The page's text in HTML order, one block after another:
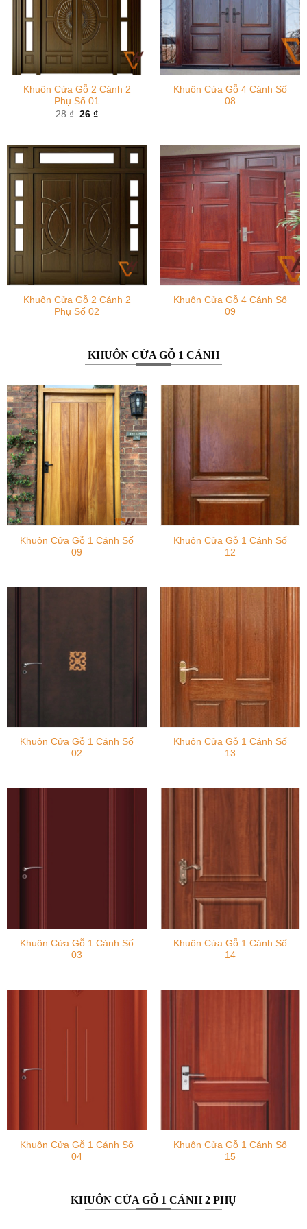
Khuôn Cửa Gỗ 2 Cánh 2
Phụ Số 01
28₫ Giá
26₫Giá
26 ₫.
Khuôn Cửa Gỗ 4 Cánh Số
08
Khuôn Cửa Gỗ 2 Cánh 2
Phụ Số 02
Khuôn Cửa Gỗ 4 Cánh Số
09
KHUÔN CỬA GỖ 1 CÁNH
Khuôn Cửa Gỗ 1 Cánh Số
09
Khuôn Cửa Gỗ 1 Cánh Số
12
Khuôn Cửa Gỗ 1 Cánh Số
02
Khuôn Cửa Gỗ 1 Cánh Số
13
Khuôn Cửa Gỗ 1 Cánh Số
03
Khuôn Cửa Gỗ 1 Cánh Số
14
Khuôn Cửa Gỗ 1 Cánh Số
04
Khuôn Cửa Gỗ 1 Cánh Số
15
KHUÔN CỬA GỖ 1 CÁNH 2 PHỤ